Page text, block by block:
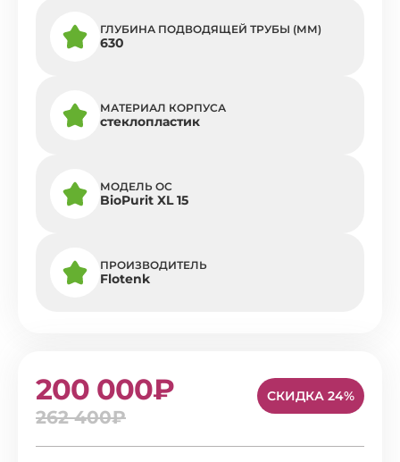
ГЛУБИНА ПОДВОДЯЩЕЙ ТРУБЫ (ММ)
630
МАТЕРИАЛ КОРПУСА
стеклопластик
МОДЕЛЬ ОС
BioPurit XL 15
ПРОИЗВОДИТЕЛЬ
Flotenk
200 000₽
262 400₽
СКИДКА 24%